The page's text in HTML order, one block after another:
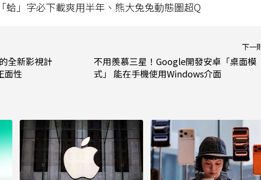
蛤」字必下載爽用半年、熊大兔兔動態圖超Q
全新影視計
面性
下一
不用羨慕三星！Google開發安卓「桌面模
式」 能在手機使用Windows介面